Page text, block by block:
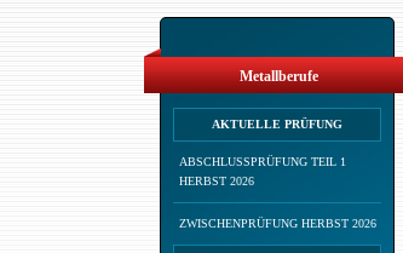
Metallberufe
AKTUELLE PRÜFUNG
ABSCHLUSSPRÜFUNG TEIL 1
HERBST 2026
ZWISCHENPRÜFUNG HERBST 2026